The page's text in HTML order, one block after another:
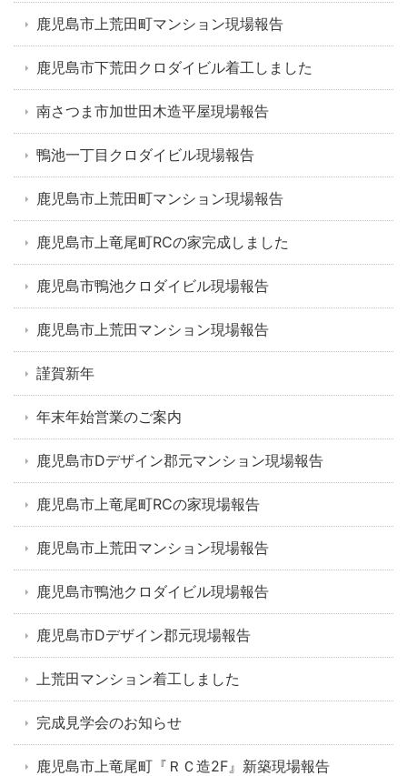
鹿児島市上荒田町マンション現場報告
鹿児島市下荒田クロダイビル着工しました
南さつま市加世田木造平屋現場報告
鴨池一丁目クロダイビル現場報告
鹿児島市上荒田町マンション現場報告
鹿児島市上竜尾町RCの家完成しました
鹿児島市鴨池クロダイビル現場報告
鹿児島市上荒田マンション現場報告
謹賀新年
年末年始営業のご案内
鹿児島市Dデザイン郡元マンション現場報告
鹿児島市上竜尾町RCの家現場報告
鹿児島市上荒田マンション現場報告
鹿児島市鴨池クロダイビル現場報告
鹿児島市Dデザイン郡元現場報告
上荒田マンション着工しました
完成見学会のお知らせ
鹿児島市上竜尾町『ＲＣ造2F』新築現場報告